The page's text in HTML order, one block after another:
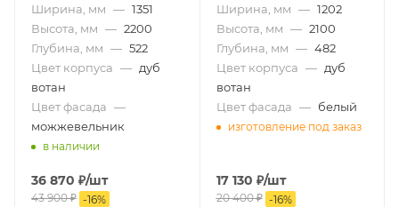
Ширина, мм — 1351
Высота, мм — 2200
Глубина, мм — 522
Цвет корпуса — дуб
вотан
Цвет фасада —
можжевельник
в наличии
36 870 ₽/шт
43 900₽ -16%
Ширина, мм — 1202
Высота, мм — 2100
Глубина, мм — 482
Цвет корпуса — дуб
вотан
Цвет фасада — белый
изготовление под заказ
17 130 ₽/шт
20 400₽ -16%